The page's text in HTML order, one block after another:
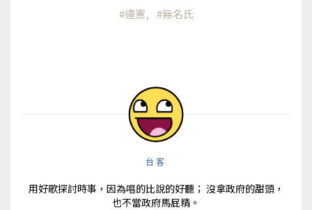
違憲
無名氏
台客
用好歌探討時事，因為唱的比說的好聽； 沒拿政府的甜頭，
也不當政府馬屁精。